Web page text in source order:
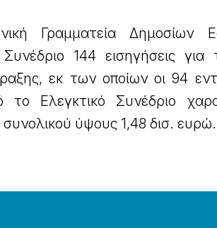
Γραμματεία Δημοσίων
144 εισηγήσεις για
εκ των οποίων οι 94
Ελεγκτικό Συνέδριο
συνολικού ύψους 1,48 δισ. ευρώ.